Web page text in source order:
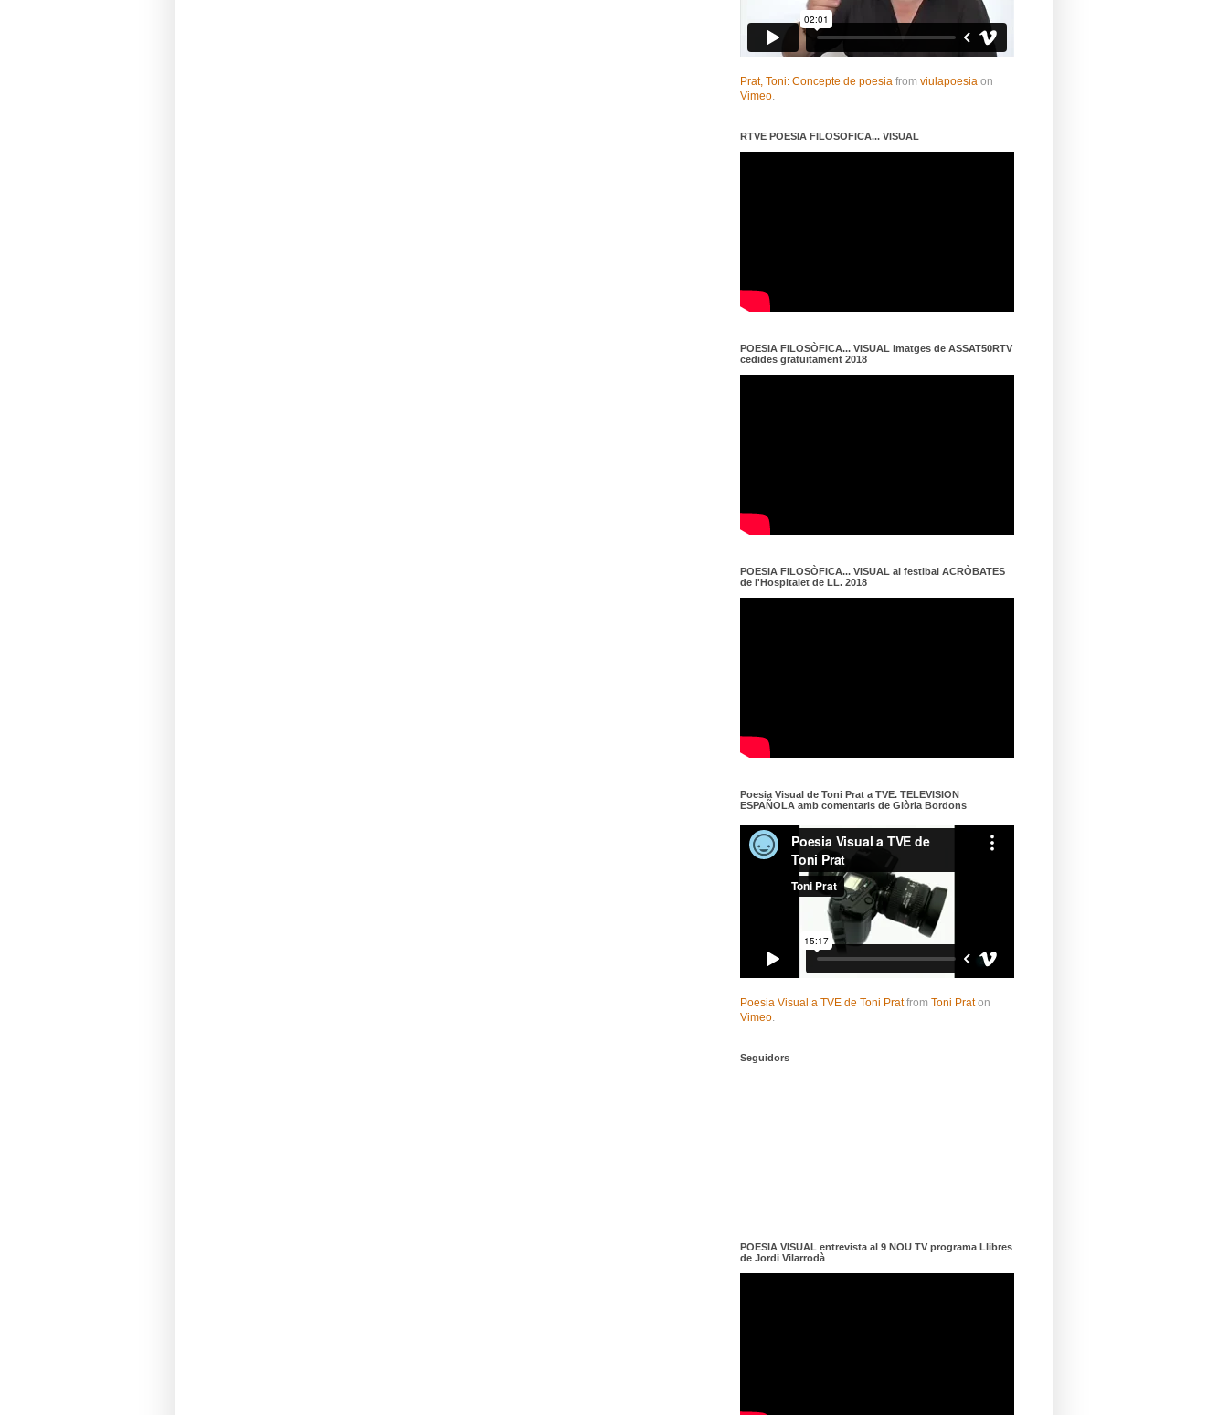
Prat, Toni: Concepte de poesia from viulapoesia on
Vimeo.
RTVE POESIA FILOSOFICA... VISUAL
POESIA FILOSÒFICA... VISUAL imatges de ASSAT50RTV
cedides gratuïtament 2018
POESIA FILOSÒFICA... VISUAL al festibal ACRÒBATES
de l'Hospitalet de LL. 2018
Poesia Visual de Toni Prat a TVE. TELEVISION
ESPAÑOLA amb comentaris de Glòria Bordons
Poesia Visual a TVE de Toni Pratfrom Toni Praton
Vimeo.
Seguidors
POESIA VISUAL entrevista al 9 NOU TV programa Llibres
de Jordi Vilarrodà